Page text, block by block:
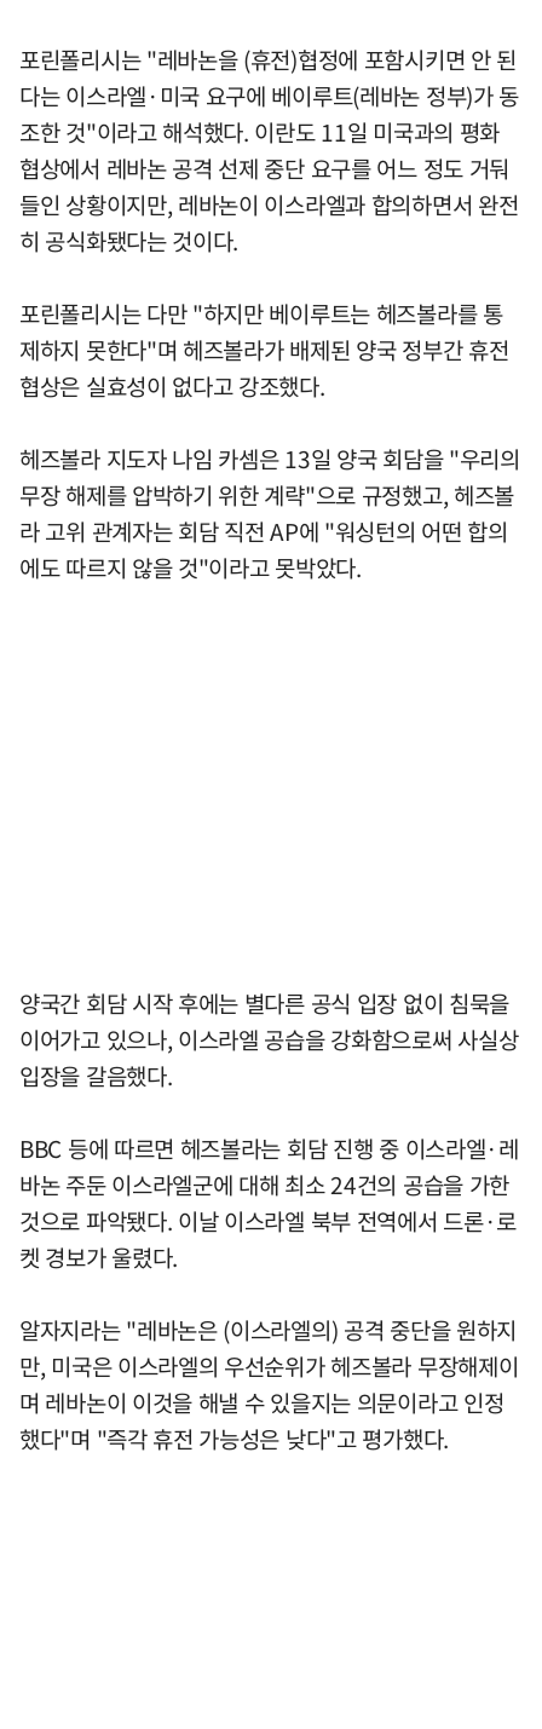
포린폴리시는 "레바논을 (휴전)협정에 포함시키면 안 된
다는 이스라엘·미국 요구에 베이루트(레바논 정부)가 동
조한 것"이라고 해석했다. 이란도 11일 미국과의 평화
협상에서 레바논 공격 선제 중단 요구를 어느 정도 거둬
들인 상황이지만, 레바논이 이스라엘과 합의하면서 완전
히 공식화됐다는 것이다.
포린폴리시는 다만 "하지만 베이루트는 헤즈볼라를 통
제하지 못한다"며 헤즈볼라가 배제된 양국 정부간 휴전
협상은 실효성이 없다고 강조했다.
헤즈볼라 지도자 나임 카셈은 13일 양국 회담을 "우리의
무장 해제를 압박하기 위한 계략"으로 규정했고, 헤즈볼
라 고위 관계자는 회담 직전 AP에 "워싱턴의 어떤 합의
에도 따르지 않을 것"이라고 못박았다.
양국간 회담 시작 후에는 별다른 공식 입장 없이 침묵을
이어가고 있으나, 이스라엘 공습을 강화함으로써 사실상
입장을 갈음했다.
BBC 등에 따르면 헤즈볼라는 회담 진행 중 이스라엘·레
바논 주둔 이스라엘군에 대해 최소 24건의 공습을 가한
것으로 파악됐다. 이날 이스라엘 북부 전역에서 드론·로
켓 경보가 울렸다.
알자지라는 "레바논은 (이스라엘의) 공격 중단을 원하지
만, 미국은 이스라엘의 우선순위가 헤즈볼라 무장해제이
며 레바논이 이것을 해낼 수 있을지는 의문이라고 인정
했다"며 "즉각 휴전 가능성은 낮다"고 평가했다.